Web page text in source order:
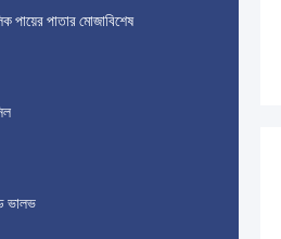
পায়ের পাতার মোজাবিশেষ
ভালভ